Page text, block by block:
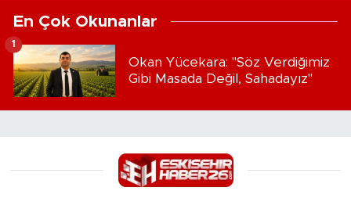
En Çok Okunanlar
Okan Yücekara: "Söz Verdiğimiz
Gibi Masada Değil, Sahadayız"
1